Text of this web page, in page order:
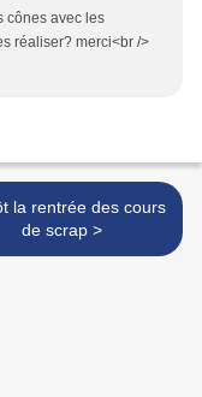
cônes avec les
réaliser? merci<br />
la rentrée des cours
de scrap >